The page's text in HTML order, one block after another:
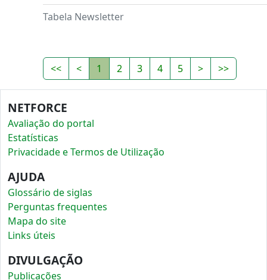
Tabela Newsletter
<< < 1 2 3 4 5 > >>
NETFORCE
Avaliação do portal
Estatísticas
Privacidade e Termos de Utilização
AJUDA
Glossário de siglas
Perguntas frequentes
Mapa do site
Links úteis
DIVULGAÇÃO
Publicações